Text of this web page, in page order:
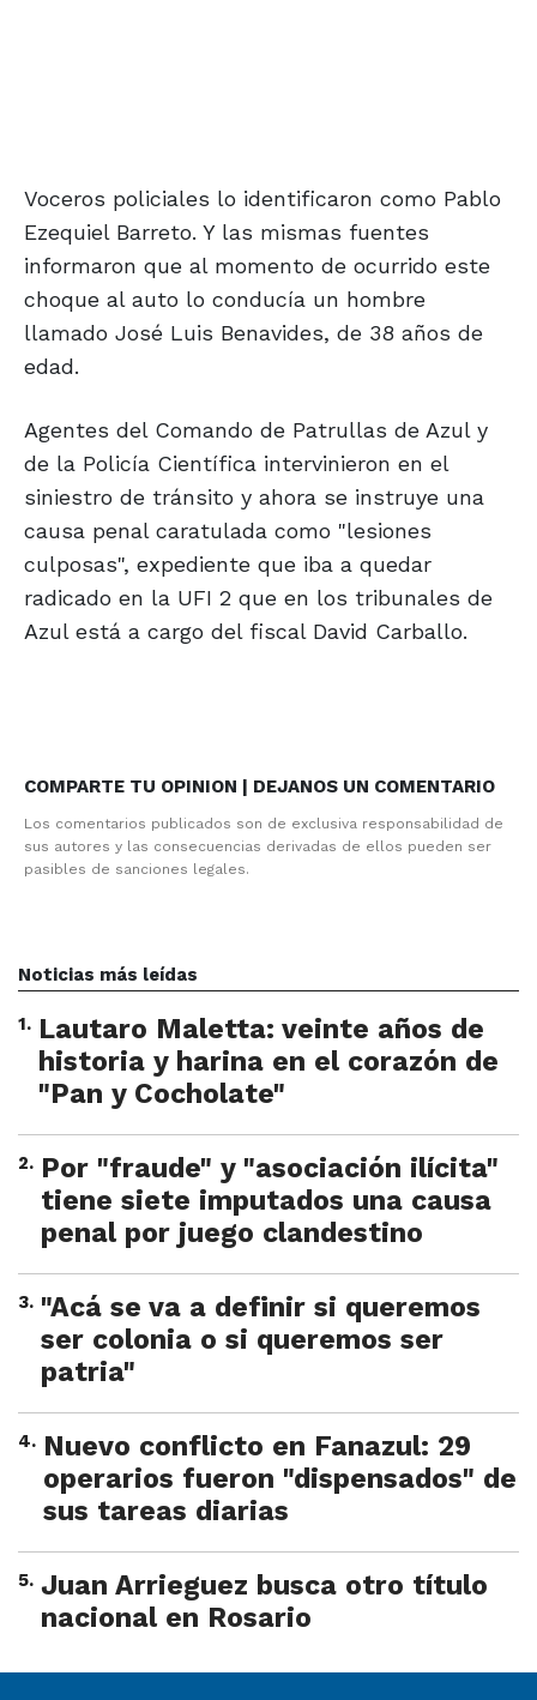
Voceros policiales lo identificaron como Pablo
Ezequiel Barreto. Y las mismas fuentes
informaron que al momento de ocurrido este
choque al auto lo conducía un hombre
llamado José Luis Benavides, de 38 años de
edad.
Agentes del Comando de Patrullas de Azul y
de la Policía Científica intervinieron en el
siniestro de tránsito y ahora se instruye una
causa penal caratulada como "lesiones
culposas", expediente que iba a quedar
radicado en la UFI 2 que en los tribunales de
Azul está a cargo del fiscal David Carballo.
COMPARTE TU OPINION | DEJANOS UN COMENTARIO
Los comentarios publicados son de exclusiva responsabilidad de
sus autores y las consecuencias derivadas de ellos pueden ser
pasibles de sanciones legales.
Noticias más leídas
1. Lautaro Maletta: veinte años de
historia y harina en el corazón de
"Pan y Cocholate"
2. Por "fraude" y "asociación ilícita"
tiene siete imputados una causa
penal por juego clandestino
3. "Acá se va a definir si queremos
ser colonia o si queremos ser
patria"
4. Nuevo conflicto en Fanazul: 29
operarios fueron "dispensados" de
sus tareas diarias
5. Juan Arrieguez busca otro título
nacional en Rosario